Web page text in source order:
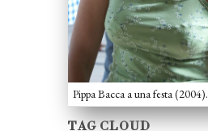
Pippa Bacca a una festa (2004).
TAG CLOUD